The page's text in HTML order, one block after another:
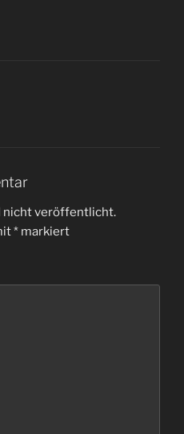
nicht veröffentlicht.
* markiert